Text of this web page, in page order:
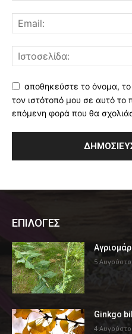
αποθηκεύστε το όνομα, το
τον ιστότοπό μου σε αυτό το
επόμενη φορά που θα
ΕΠΙΛΟΓΕΣ
5
Ginkgo
4